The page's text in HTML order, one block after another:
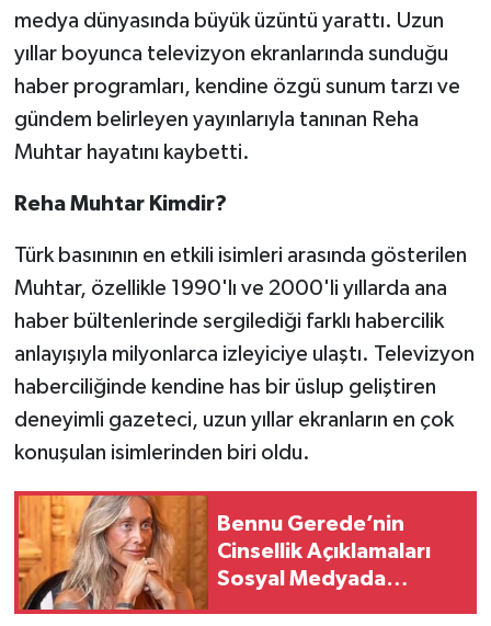
medya dünyasında büyük üzüntü yarattı. Uzun
yıllar boyunca televizyon ekranlarında sunduğu
haber programları, kendine özgü sunum tarzı ve
gündem belirleyen yayınlarıyla tanınan Reha
Muhtar hayatını kaybetti.
Reha Muhtar Kimdir?
Türk basınının en etkili isimleri arasında gösterilen
Muhtar, özellikle 1990'lı ve 2000'li yıllarda ana
haber bültenlerinde sergilediği farklı habercilik
anlayışıyla milyonlarca izleyiciye ulaştı. Televizyon
haberciliğinde kendine has bir üslup geliştiren
deneyimli gazeteci, uzun yıllar ekranların en çok
konuşulan isimlerinden biri oldu.
Bennu Gerede’nin
Cinsellik Açıklamaları
Sosyal Medyada
Sokak Hayvanlarını Sahiplendirme
Sonsöz Özel
Spor
Vasıta